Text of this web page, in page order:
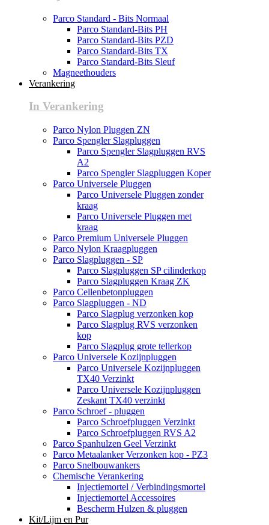
Parco Standard - Bits Normaal
Parco Standard-Bits PH
Parco Standard-Bits PZD
Parco Standard-Bits TX
Parco Standard-Bits Sleuf
Magneethouders
Verankering
In Verankering
Parco Nylon Pluggen ZN
Parco Spengler Slagpluggen
Parco Spengler Slagpluggen RVS
A2
Parco Spengler Slagpluggen Koper
Parco Universele Pluggen
Parco Universele Pluggen zonder
kraag
Parco Universele Pluggen met
kraag
Parco Premium Universele Pluggen
Parco Nylon Kraagpluggen
Parco Slagpluggen - SP
Parco Slagpluggen SP cilinderkop
Parco Slagpluggen Kraag ZK
Parco Cellenbetonpluggen
Parco Slagpluggen - ND
Parco Slagplug verzonken kop
Parco Slagplug RVS verzonken
kop
Parco Slagplug grote tellerkop
Parco Universele Kozijnpluggen
Parco Universele Kozijnpluggen
TX40 Verzinkt
Parco Universele Kozijnpluggen
Zeskant TX40 verzinkt
Parco Schroef - pluggen
Parco Schroefpluggen Verzinkt
Parco Schroefpluggen RVS A2
Parco Spanhulzen Geel Verzinkt
Parco Metaalanker Verzonken kop - PZ3
Parco Snelbouwankers
Chemische Verankering
Injectiemortel / Verbindingsmortel
Injectiemortel Accessoires
Bescherm Hulzen & pluggen
Kit/Lijm en Pur